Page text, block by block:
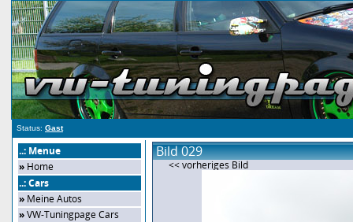
Status: Gast
..: Menue
» Home
..: Cars
» Meine Autos
»VW-Tuningpage Cars
Bild 029
<< vorheriges Bild